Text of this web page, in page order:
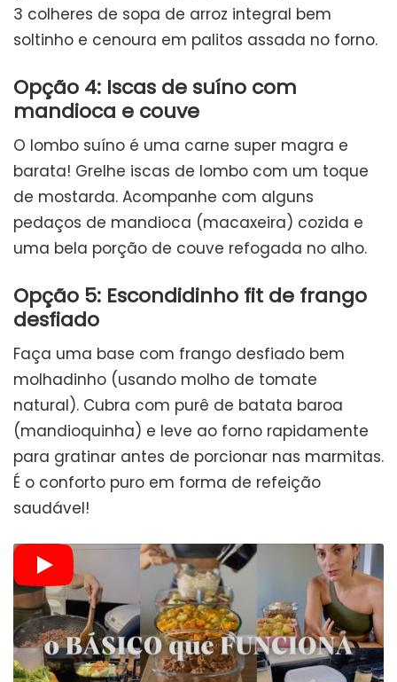
3 colheres de sopa de arroz integral bem
soltinho e cenoura em palitos assada no forno.
Opção 4: Iscas de suíno com
mandioca e couve
O lombo suíno é uma carne super magra e
barata! Grelhe iscas de lombo com um toque
de mostarda. Acompanhe com alguns
pedaços de mandioca (macaxeira) cozida e
uma bela porção de couve refogada no alho.
Opção 5: Escondidinho fit de frango
desfiado
Faça uma base com frango desfiado bem
molhadinho (usando molho de tomate
natural). Cubra com purê de batata baroa
(mandioquinha) e leve ao forno rapidamente
para gratinar antes de porcionar nas marmitas.
É o conforto puro em forma de refeição
saudável!